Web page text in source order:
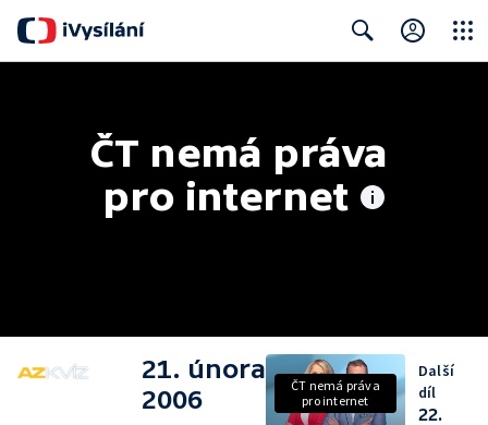
ČT nemá práva
pro internet
21. února
2006
ČT nemá práva
pro internet
Další
díl
22.